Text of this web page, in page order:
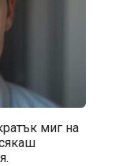
миг на